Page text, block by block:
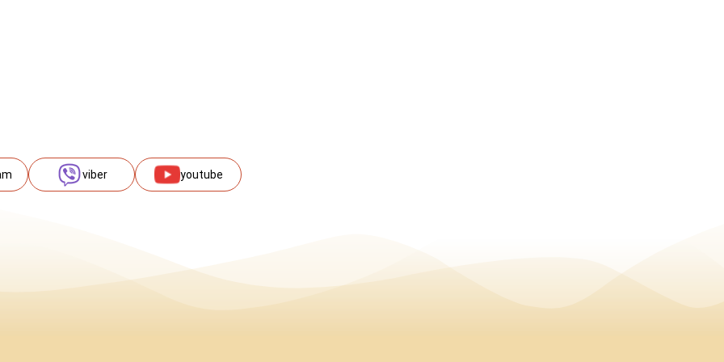
viber youtube